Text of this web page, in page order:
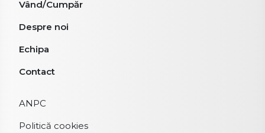
Vând/Cumpăr
Despre noi
Echipa
Contact
ANPC
Politică cookies